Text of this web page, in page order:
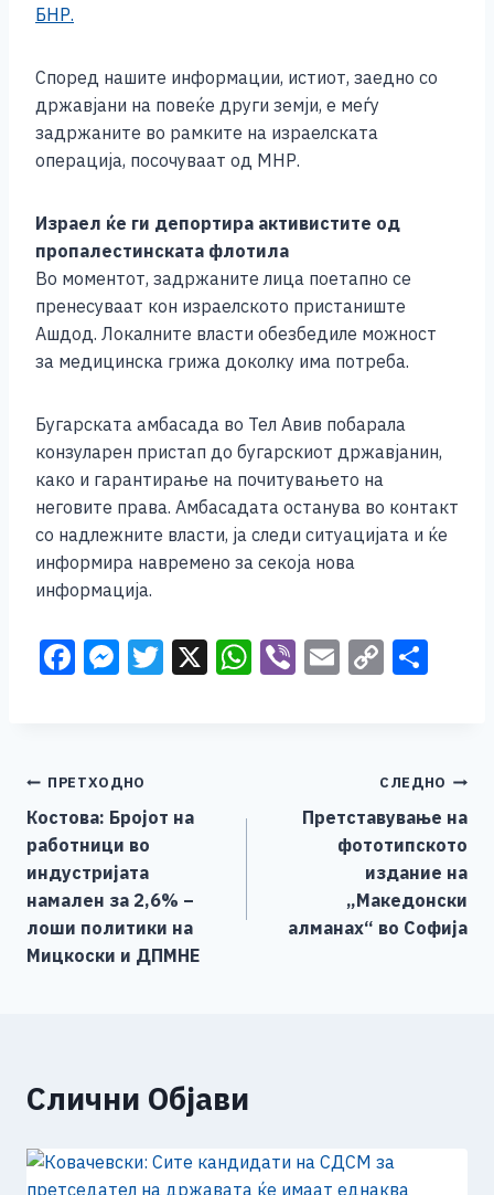
БНР.
Според нашите информации, истиот, заедно со
државјани на повеќе други земји, е меѓу
задржаните во рамките на израелската
операција, посочуваат од МНР.
Израел ќе ги депортира активистите од
пропалестинската флотила
Во моментот, задржаните лица поетапно се
пренесуваат кон израелското пристаниште
Ашдод. Локалните власти обезбедиле можност
за медицинска грижа доколку има потреба.
Бугарската амбасада во Тел Авив побарала
конзуларен пристап до бугарскиот државјанин,
како и гарантирање на почитувањето на
неговите права. Амбасадата останува во контакт
со надлежните власти, ја следи ситуацијата и ќе
информира навремено за секоја нова
информација.
F
b
o
o
k
M
n
g
er
T X W Vi E C
Li
n
k
Навигација
на
напис
ПРЕТХОДНО
Костова: Бројот на
работници во
индустријата
намален за 2,6% –
лоши политики на
Мицкоски и ДПМНЕ
СЛЕДНО
Претставување на
фототипското
издание на
„Македонски
алманах“ во Софија
Слични Објави